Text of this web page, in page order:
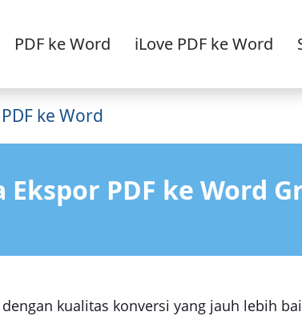
PDF ke Word iLove PDF ke Word
ke Word
Ekspor PDF ke Word
kualitas konversi yang jauh lebih